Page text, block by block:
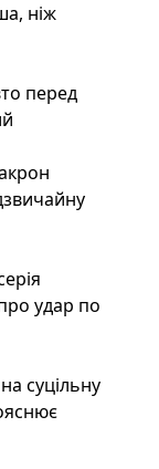
ніж
перед
удар по
суцільну